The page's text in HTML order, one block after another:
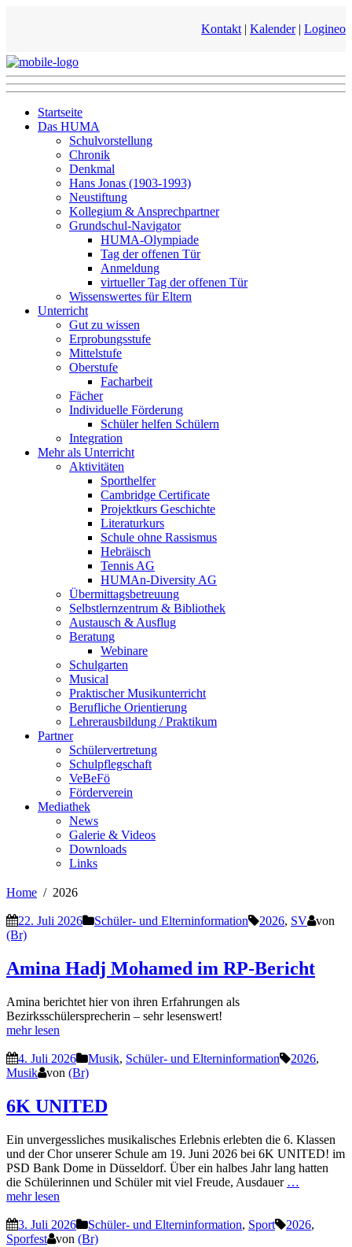
Kontakt | Kalender| Logineo
Startseite
Das HUMA
Schulvorstellung
Chronik
Denkmal
Hans Jonas (1903-1993)
Neustiftung
Kollegium & Ansprechpartner
Grundschul-Navigator
HUMA-Olympiade
Tag der offenen Tür
Anmeldung
virtueller Tag der offenen Tür
Wissenswertes für Eltern
Unterricht
Gut zu wissen
Erprobungsstufe
Mittelstufe
Oberstufe
Facharbeit
Fächer
Individuelle Förderung
Schüler helfen Schülern
Integration
Mehr als Unterricht
Aktivitäten
Sporthelfer
Cambridge Certificate
Projektkurs Geschichte
Literaturkurs
Schule ohne Rassismus
Hebräisch
Tennis AG
HUMAn-Diversity AG
Übermittagsbetreuung
Selbstlernzentrum & Bibliothek
Austausch & Ausflug
Beratung
Webinare
Schulgarten
Musical
Praktischer Musikunterricht
Berufliche Orientierung
Lehrerausbildung / Praktikum
Partner
Schülervertretung
Schulpflegschaft
VeBeFö
Förderverein
Mediathek
News
Galerie & Videos
Downloads
Links
Home 2026
22. Juli 2026 Schüler- und Elterninformation 2026, SV
von
(Br)
Amina Hadj Mohamed im RP-Bericht
Amina berichtet hier von ihren Erfahrungen als
Bezirksschülersprecherin – sehr lesenswert!
mehr lesen
4. Juli 2026 Musik, Schüler- und Elterninformation 2026,
Musik
von (Br)
6K UNITED
Ein unvergessliches musikalisches Erlebnis erlebten die 6. Klassen
und der Chor unserer Schule am 19. Juni 2026 bei 6K UNITED! im
PSD Bank Dome in Düsseldorf. Über ein halbes Jahr lang hatten
die Schülerinnen und Schüler mit viel Freude, Ausdauer …
mehr lesen
3. Juli 2026 Schüler- und Elterninformation, Sport 2026,
Sporfest
von (Br)